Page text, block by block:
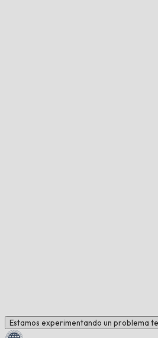
Estamos experimentando un problema